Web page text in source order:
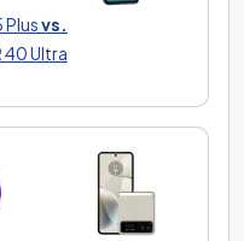
Plusvs.
40 Ultra